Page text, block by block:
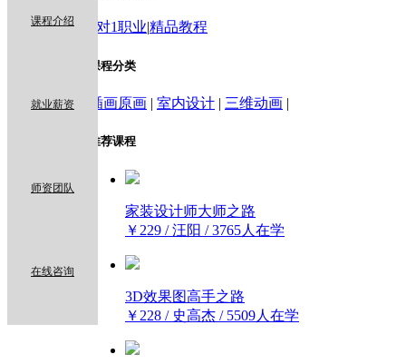
课程介绍
就业薪资
师资团队
在线咨询
1对1职业|精品教程
课程分类
插画原画 | 室内设计 | 三维动画 |
推荐课程
家装设计师大师之路
￥229 / 汪阳 / 3765人在学
3D效果图高手之路
￥228 / 史高杰 / 5509人在学